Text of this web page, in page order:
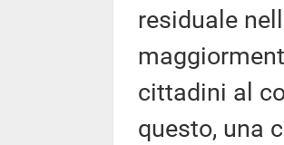
residuale
cittadini al
questo, una